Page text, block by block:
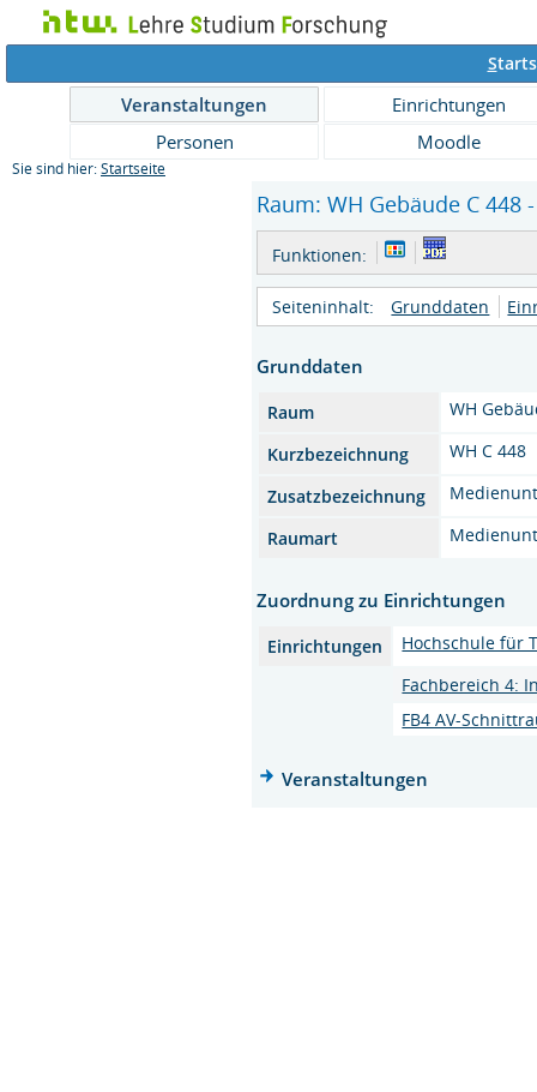
S
Veranstaltungen
Einrichtungen
Personen
Moodle
Sie sind hier: Startseite
Raum: WH Gebäude C 448
Funktionen:
Seiteninhalt: Grunddaten
Grunddaten
Raum
WH
Kurzbezeichnung
WH C 448
Zusatzbezeichnung
Raumart
Zuordnung zu Einrichtungen
Einrichtungen
Hochschule für
Fachbereich 4:
FB4 AV-
Veranstaltungen